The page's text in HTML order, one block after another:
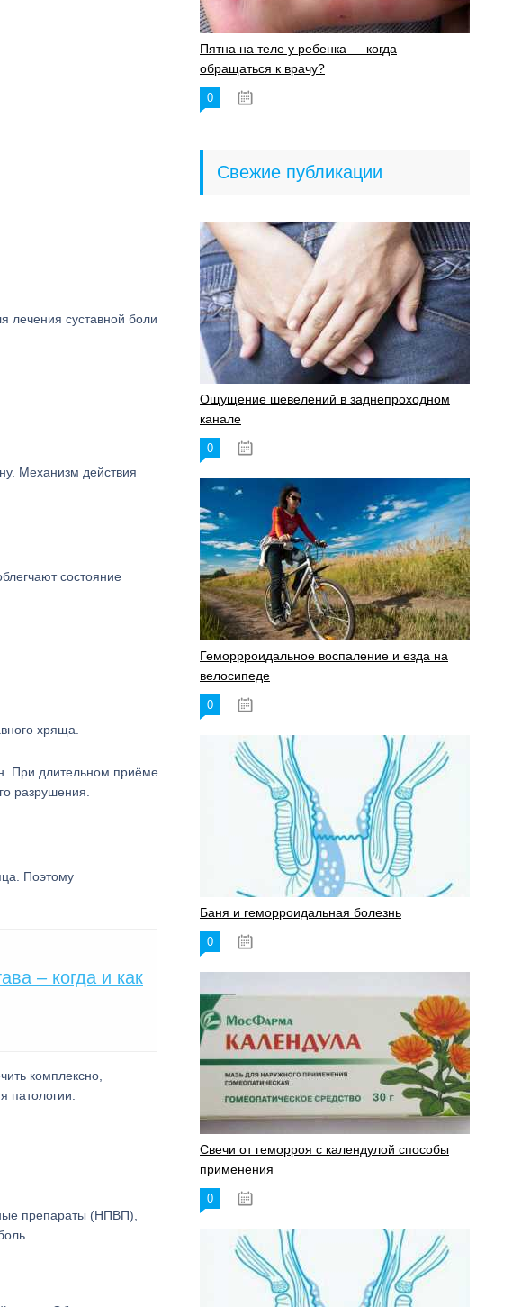
лечения суставной боли
Механизм действия
состояние
хряща.
При длительном приёме
разрушения.
Поэтому
– когда и как
комплексно,
патологии.
препараты (НПВП),
Пятна на теле у ребенка — когда
обращаться к врачу?
0
Свежие публикации
Ощущение шевелений в заднепроходном
канале
0
Геморрроидальное воспаление и езда на
велосипеде
0
Баня и геморроидальная болезнь
0
Свечи от геморроя с календулой способы
применения
0